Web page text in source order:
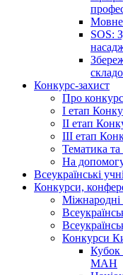
Мовне
SOS:
Конкурс-захист
Про конкурс
І етап
ІІ етап
ІІІ етап
Тематика та
На
Всеукраїнські
Конкурси,
Міжнародні
Конкурси
Кубок
МАН